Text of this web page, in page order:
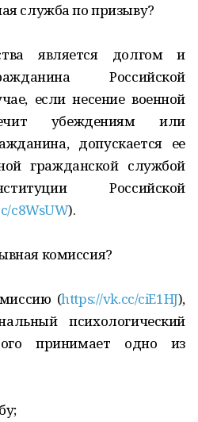
служба по призыву?
является долгом и
Российской
если несение военной
убеждениям или
допускается ее
гражданской службой
Российской
c8WsUW).
комиссия?
(https://vk.cc/ciE1HJ),
психологический
принимает одно из